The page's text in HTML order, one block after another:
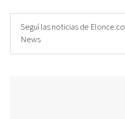
Seguí las noticias de
News